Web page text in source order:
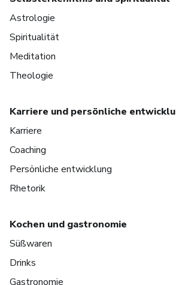
Astrologie
Spiritualität
Meditation
Theologie
Karriere und persönliche
Karriere
Coaching
Persönliche entwicklung
Rhetorik
Kochen und gastronomie
Süßwaren
Drinks
Gastronomie